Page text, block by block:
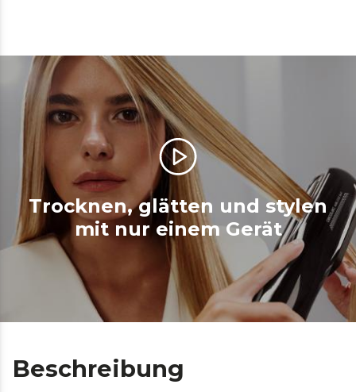
Trocknen, glätten und stylen
mit nur einem Gerät
Beschreibung